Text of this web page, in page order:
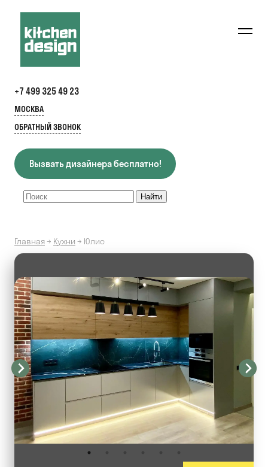
+7 499 325 49 23
МОСКВА
ОБРАТНЫЙ ЗВОНОК
Вызвать дизайнера бесплатно!
Главная→ Кухни → Юлис